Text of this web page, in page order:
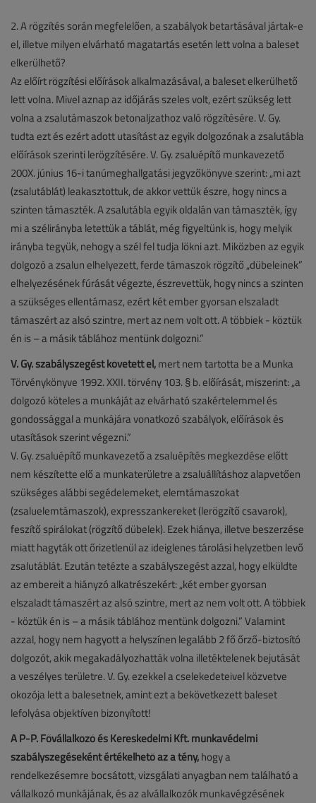
2. A rögzítés során megfelelően, a szabályok betartásával jártak-e
el, illetve milyen elvárható magatartás esetén lett volna a baleset
elkerülhető?
Az előírt rögzítési előírások alkalmazásával, a baleset elkerülhető
lett volna. Mivel aznap az időjárás szeles volt, ezért szükség lett
volna a zsalutámaszok betonaljzathoz való rögzítésére. V. Gy.
tudta ezt és ezért adott utasítást az egyik dolgozónak a zsalutábla
előírások szerinti lerögzítésére. V. Gy. zsaluépítő munkavezető
200X. június 16-i tanúmeghallgatási jegyzőkönyve szerint: „mi azt
(zsalutáblát) leakasztottuk, de akkor vettük észre, hogy nincs a
szinten támaszték. A zsalutábla egyik oldalán van támaszték, így
mi a szélirányba letettük a táblát, még figyeltünk is, hogy melyik
irányba tegyük, nehogy a szél fel tudja lökni azt. Miközben az egyik
dolgozó a zsalun elhelyezett, ferde támaszok rögzítő „dübeleinek”
elhelyezésének fúrását végezte, észrevettük, hogy nincs a szinten
a szükséges ellentámasz, ezért két ember gyorsan elszaladt
támaszért az alsó szintre, mert az nem volt ott. A többiek - köztük
én is – a másik táblához mentünk dolgozni.”
V. Gy. szabályszegést követett el,mert nem tartotta be a Munka
Törvénykönyve 1992. XXII. törvény 103. § b. előírását, miszerint: „a
dolgozó köteles a munkáját az elvárható szakértelemmel és
gondossággal a munkájára vonatkozó szabályok, előírások és
utasítások szerint végezni.”
V. Gy. zsaluépítő munkavezető a zsaluépítés megkezdése előtt
nem készítette elő a munkaterületre a zsaluállításhoz alapvetően
szükséges alábbi segédelemeket, elemtámaszokat
(zsaluelemtámaszok), expresszankereket (lerögzítő csavarok),
feszítő spirálokat (rögzítő dübelek). Ezek hiánya, illetve beszerzése
miatt hagyták ott őrizetlenül az ideiglenes tárolási helyzetben levő
zsalutáblát. Ezután tetézte a szabályszegést azzal, hogy elküldte
az embereit a hiányzó alkatrészekért: „két ember gyorsan
elszaladt támaszért az alsó szintre, mert az nem volt ott. A többiek
- köztük én is – a másik táblához mentünk dolgozni.” Valamint
azzal, hogy nem hagyott a helyszínen legalább 2 fő őrző-biztosító
dolgozót, akik megakadályozhatták volna illetéktelenek bejutását
a veszélyes területre. V. Gy. ezekkel a cselekedeteivel közvetve
okozója lett a balesetnek, amint ezt a bekövetkezett baleset
lefolyása objektíven bizonyított!
A P-P. Fővállalkozó és Kereskedelmi Kft. munkavédelmi
szabályszegéseként értékelhető az a tény,hogy a
rendelkezésemre bocsátott, vizsgálati anyagban nem található a
vállalkozó munkájának, és az alvállalkozók munkavégzésének